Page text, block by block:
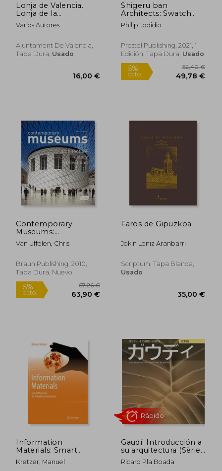
38,84 €
dcto. 113,00 €
5%
dcto. 30,39
Lonja de Valencia.
Lonja de la
Humanidad
Varios Autores
Ajuntament De Valencia,
Tapa Dura, Usado
Shigeru ban
Architects: Swatch
and Omega Campus
(en Inglés)
Philip Jodidio
Prestel Publishing, 2021, 1
Edición, Tapa Dura, Usado
Contemporary
Museums:
Architecture - History
- Collections (en
Van Uffelen, Chris
Braun Publishing, 2010,
Tapa Dura, Nuevo
Faros de Gipuzkoa
Jokin Leniz Aranbarri
Scriptum, Tapa Blanda,
Usado
Information
Materials: Smart
Materials for Adaptive
Architecture (en
Kretzer, Manuel
Gaudí: Introducción a
su arquitectura (Sèrie
4)
Ricard Pla Boada